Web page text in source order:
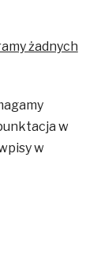
żadnych
w
w